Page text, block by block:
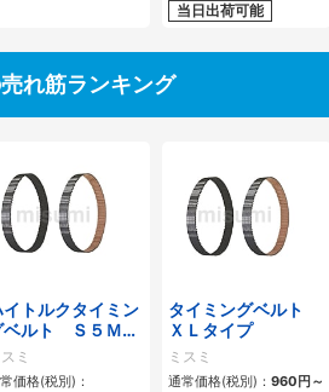
当日出荷可能
れ筋ランキング
イトルクタイミン
ベルト Ｓ５Ｍタ
ミ
価格(税別)：
タイミングベルト
ＸＬタイプ
ミスミ
通常価格(税別)： 960 円 ～